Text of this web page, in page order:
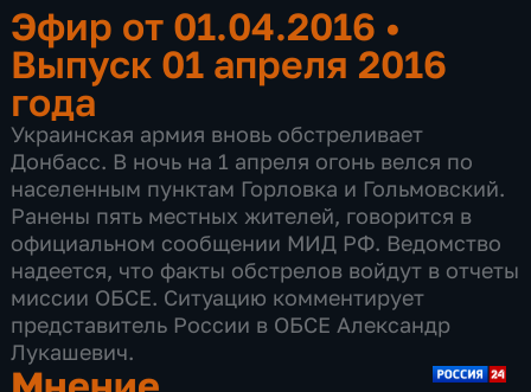
Эфир от 01.04.2016 •
Выпуск 01 апреля 2016
года
Украинская армия вновь обстреливает
Донбасс. В ночь на 1 апреля огонь велся по
населенным пунктам Горловка и Гольмовский.
Ранены пять местных жителей, говорится в
официальном сообщении МИД РФ. Ведомство
надеется, что факты обстрелов войдут в отчеты
миссии ОБСЕ. Ситуацию комментирует
представитель России в ОБСЕ Александр
Лукашевич.